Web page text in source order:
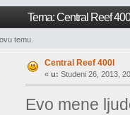
Tema: Central Reef
temu.
Central Reef 400l
« u: Studeni 26, 2013,
Evo mene